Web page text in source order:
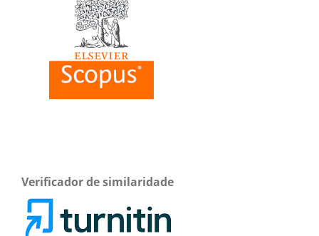
Verificador de similaridade